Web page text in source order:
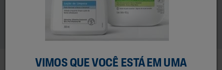
Descubra as causas mais comuns da pele áspera e
irregular, além das melhores dicas de rotina de skincare
para resolver áreas ressecadas e descamando e reduzir
a aparência de irregularidades na pele.
VIMOS QUE VOCÊ ESTÁ EM UMA